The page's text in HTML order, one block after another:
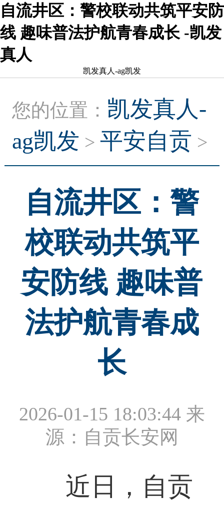
自流井区：警校联动共筑平安防
线 趣味普法护航青春成长 -凯发
真人
凯发真人-ag凯发
您的位置： 凯发真人-
ag凯发 >平安自贡 >
自流井区：警
校联动共筑平
安防线 趣味普
法护航青春成
长
2026-01-15 18:03:44 来
源：自贡长安网
近日，自贡